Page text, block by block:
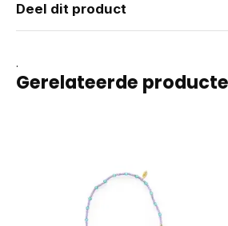
Deel dit product
.
Gerelateerde